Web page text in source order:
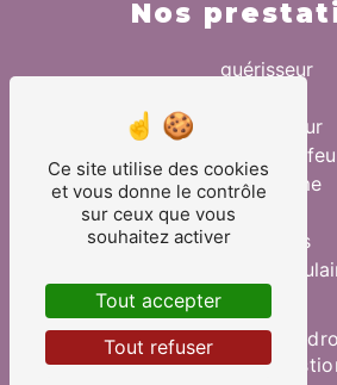
Nos
guérisseur
magnétiseur
coupeur de feu
magnétisme
fertilité
migraines
douleurs
©Vistalid- 2026 - Tous
Mentions légales-
Ce site utilise des cookies
et vous donne le contrôle
sur ceux que vous
souhaitez activer
Tout accepter
Tout refuser